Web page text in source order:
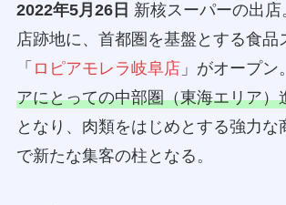
2022年5月26日 新核スーパーの出
店跡地に、首都圏を基盤とする食品
「 ロピアモレラ岐阜店」がオープン
アにとっての中部圏（東海エリア）
となり、肉類をはじめとする強力な
で新たな集客の柱となる。